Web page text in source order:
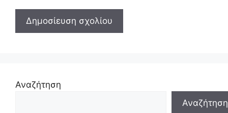
Αναζήτηση
Αναζήτηση